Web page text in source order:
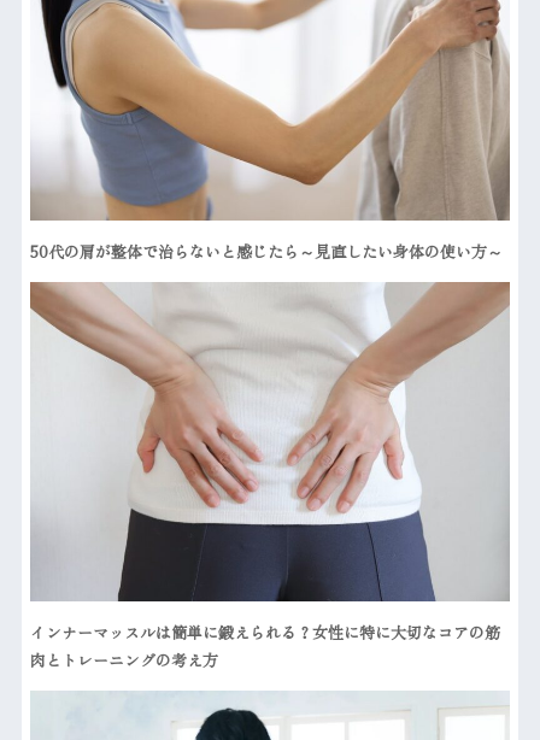
50代の肩が整体で治らないと感じたら～見直したい身体の使い方～
インナーマッスルは簡単に鍛えられる？女性に特に大切なコアの筋
肉とトレーニングの考え方